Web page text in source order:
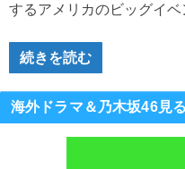
するアメリカのビッグイ
続きを読む
海外ドラマ＆乃木坂46見